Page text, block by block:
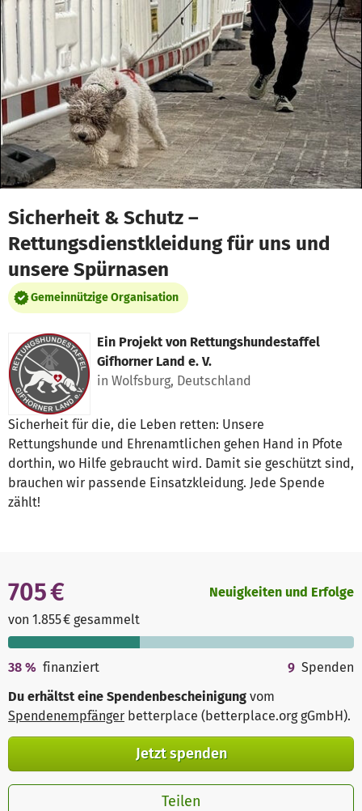
Zum Hauptinhalt springen
Erklärung zur Barrierefreiheit anzeigen
Sicherheit & Schutz –
Rettungsdienstkleidung für uns und
unsere Spürnasen
Gemeinnützige Organisation
Ein Projekt von Rettungshundestaffel
Gifhorner Land e. V.
in Wolfsburg, Deutschland
Sicherheit für die, die Leben retten: Unsere
Rettungshunde und Ehrenamtlichen gehen Hand in Pfote
dorthin, wo Hilfe gebraucht wird. Damit sie geschützt sind,
brauchen wir passende Einsatzkleidung. Jede Spende
zählt!
705 €
von 1.855 € gesammelt
Neuigkeiten und Erfolge
38 % finanziert 9 Spenden
Du erhältst eine Spendenbescheinigung vom
Spendenempfänger betterplace (betterplace.org gGmbH).
Jetzt spenden
Teilen